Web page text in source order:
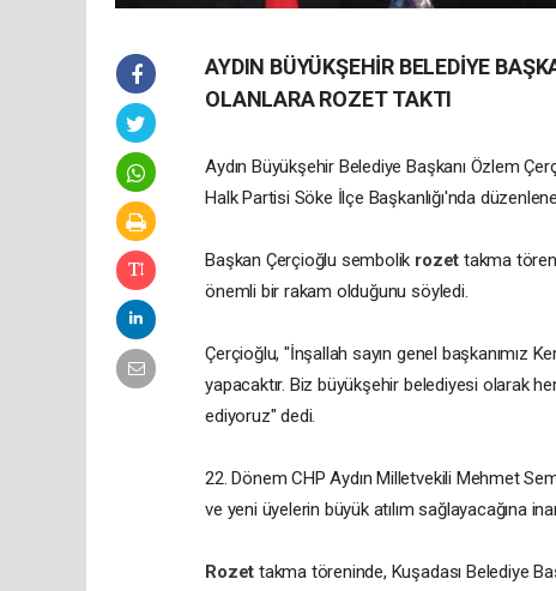
AYDIN BÜYÜKŞEHİR BELEDİYE
OLANLARA ROZET TAKTI
Aydın Büyükşehir Belediye Başkanı Özlem
Halk Partisi Söke İlçe Başkanlığı'nda
Başkan Çerçioğlu sembolik rozet takma
önemli bir rakam olduğunu söyledi.
Çerçioğlu, "İnşallah sayın genel başkanımız
yapacaktır. Biz büyükşehir belediyesi olarak
ediyoruz" dedi.
22. Dönem CHP Aydın Milletvekili Mehmet
ve yeni üyelerin büyük atılım sağlayacağına
Rozet takma töreninde, Kuşadası Belediye